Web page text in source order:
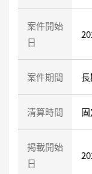
案件開始
日
案件期間
清算時間
掲載開始
日